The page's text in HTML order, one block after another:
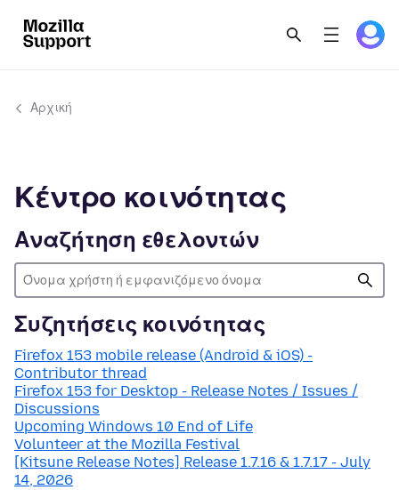
Αρχική
Κέντρο κοινότητας
Αναζήτηση εθελοντών
Συζητήσεις κοινότητας
Firefox 153 mobile release (Android & iOS) -
Contributor thread
Firefox 153 for Desktop - Release Notes / Issues /
Discussions
Upcoming Windows 10 End of Life
Volunteer at the Mozilla Festival
[Kitsune Release Notes] Release 1.7.16 & 1.7.17 - July
14, 2026